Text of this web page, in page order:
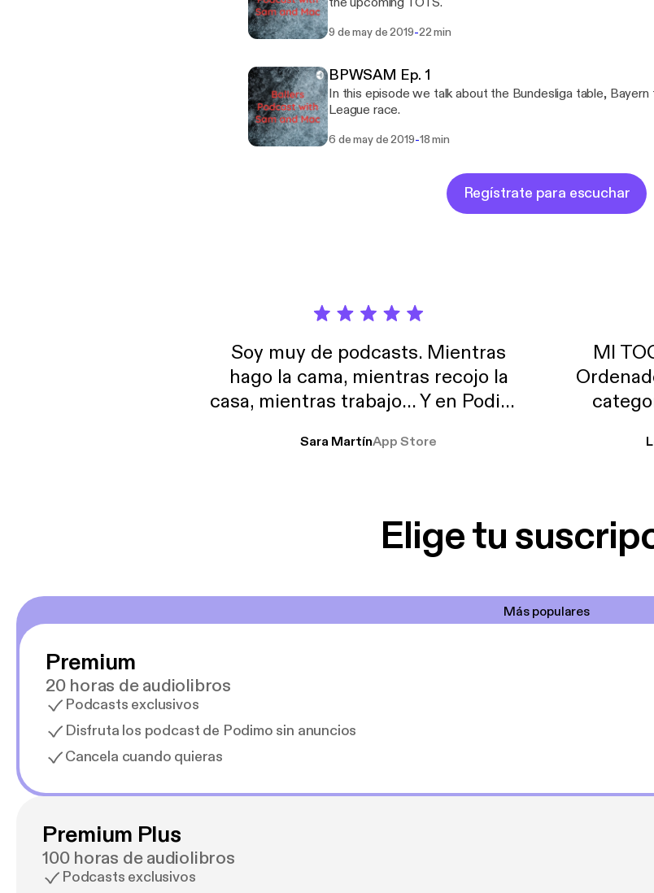
9 de may de 2019-22 min
BPWSAM Ep. 1
In this episode we talk about the Bundesliga table,
League race.
6 de may de 2019-18 min
Regístrate para escuchar
Soy muy de podcasts. Mientras
hago la cama, mientras recojo la
casa, mientras trabajo… Y en Podimo
encantan. De emprendimiento, de
Sara MartínApp Store
MI
Elige tu
Más populares
Premium
20 horas de audiolibros
Podcasts exclusivos
Disfruta los podcast de Podimo sin anuncios
Cancela cuando quieras
Premium Plus
100 horas de audiolibros
Podcasts exclusivos